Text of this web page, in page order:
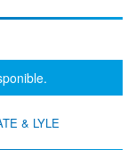
& LYLE